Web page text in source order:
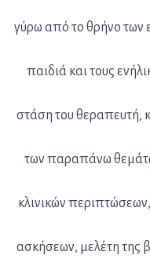
γύρω από το θρήνο των
παιδιά και τους
στάση του θεραπευτή,
των παραπάνω
κλινικών
ασκήσεων, μελέτη της